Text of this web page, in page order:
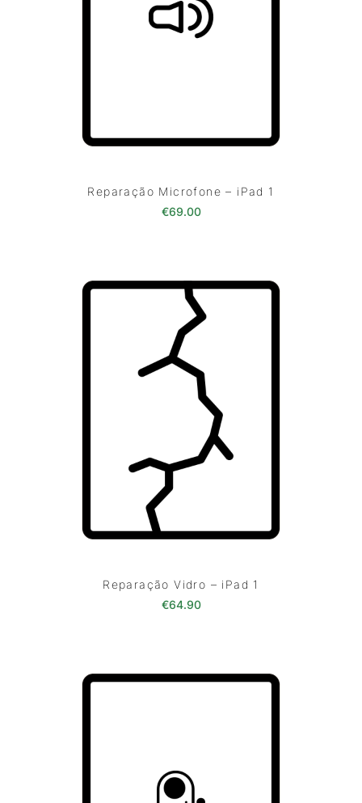
Reparação Microfone – iPad 1
€69.00
Reparação Vidro – iPad 1
€64.90